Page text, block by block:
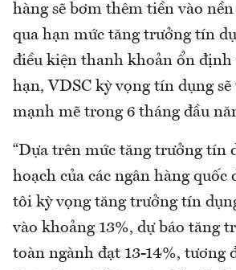
hàng sẽ bơm thêm tiền vào
qua hạn mức tăng trưởng tín
điều kiện thanh khoản ổn định
hạn, VDSC kỳ vọng tín dụng
mạnh mẽ trong 6 tháng đầu
“Dựa trên mức tăng trưởng tín
hoạch của các ngân hàng quốc
tôi kỳ vọng tăng trưởng tín
vào khoảng 13%, dự báo tăng
toàn ngành đạt 13-14%, tương